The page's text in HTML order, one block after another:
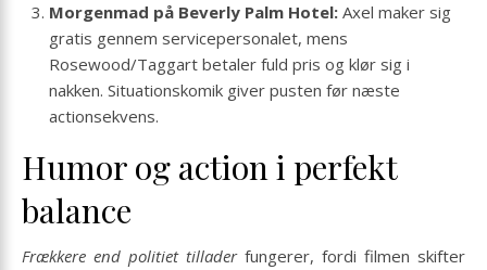
Morgenmad på Beverly Palm Hotel: Axel maker sig
gratis gennem servicepersonalet, mens
Rosewood/Taggart betaler fuld pris og klør sig i
nakken. Situationskomik giver pusten før næste
actionsekvens.
Humor og action i perfekt
balance
Frækkere end politiet tilladerfungerer, fordi filmen skifter